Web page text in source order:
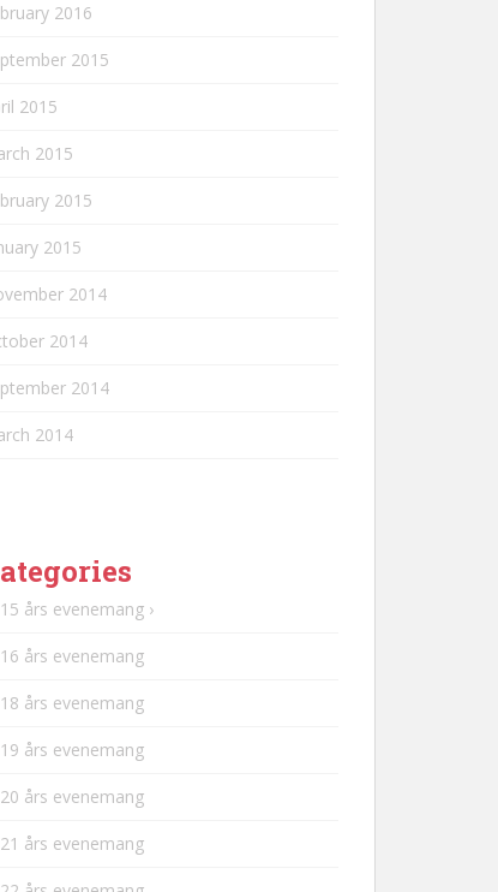
2016
2015
2015
2015
2015
2015
2014
2014
2014
2014
års evenemang ›
års evenemang
års evenemang
års evenemang
års evenemang
års evenemang